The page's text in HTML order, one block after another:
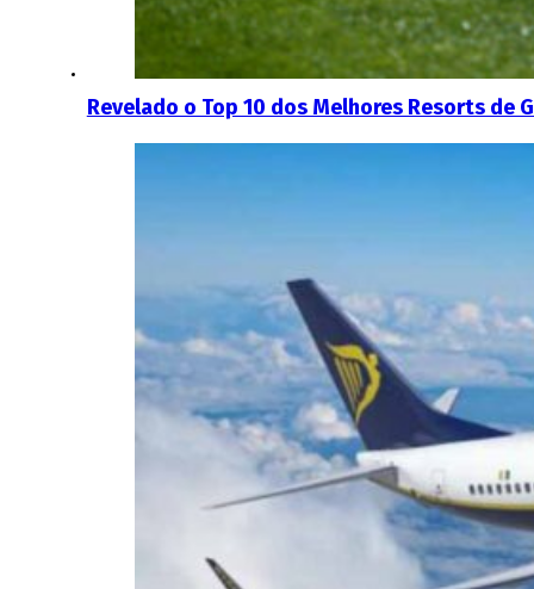
Revelado o Top 10 dos Melhores Resorts de